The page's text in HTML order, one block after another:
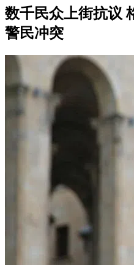
数千民众上街抗议
警民冲突